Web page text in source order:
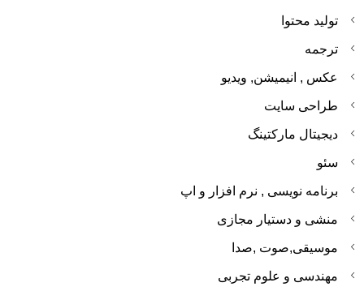
تولید محتوا
ترجمه
عکس , انیمیشن, ویدیو
طراحی سایت
دیجیتال مارکتینگ
سئو
برنامه نویسی , نرم افزار و اپ
منشی و دستیار مجازی
موسیقی,صوت ,صدا
مهندسی و علوم تجربی